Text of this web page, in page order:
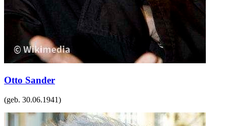
Otto Sander
(geb. 30.06.1941)